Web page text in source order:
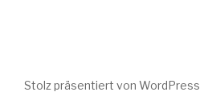
Stolz präsentiert von WordPress